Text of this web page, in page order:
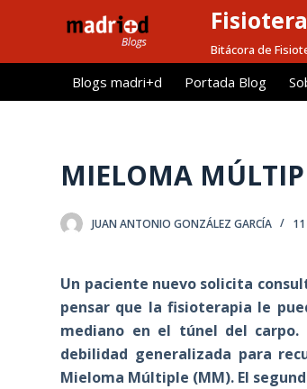
l
Bitácora de
Blogs madri+d Portada Blog
MIELOMA
JUAN ANTONIO GONZÁLEZ GARCÍA 11
Un paciente nuevo solicita
pensar que la fisioterapia le
mediano en el túnel del
debilidad generalizada para
Mieloma Múltiple (MM). El